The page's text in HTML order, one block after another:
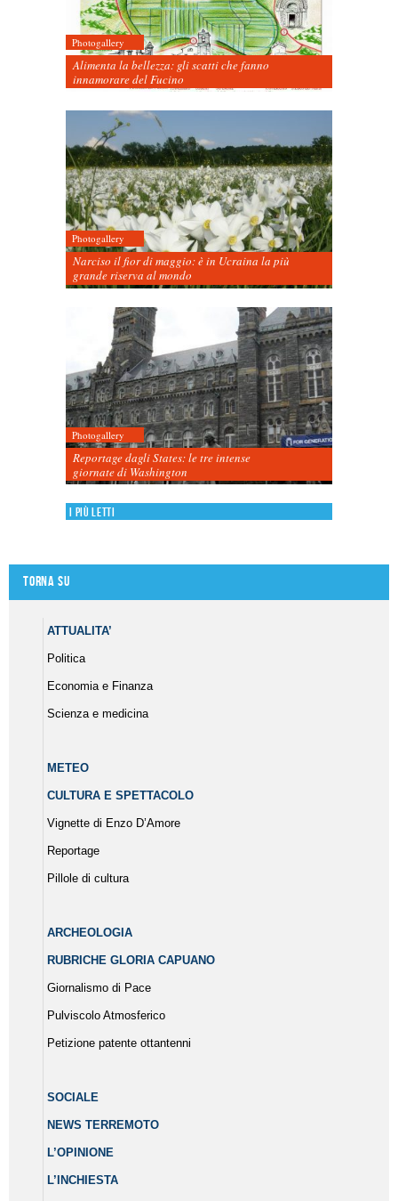
Photogallery
Alimenta la bellezza: gli scatti che fanno
innamorare del Fucino
Photogallery
Narciso il fior di maggio: è in Ucraina la più
grande riserva al mondo
Photogallery
Reportage dagli States: le tre intense
giornate di Washington
I più letti
Torna su
ATTUALITA’
Politica
Economia e Finanza
Scienza e medicina
METEO
CULTURA E SPETTACOLO
Vignette di Enzo D’Amore
Reportage
Pillole di cultura
ARCHEOLOGIA
RUBRICHE GLORIA CAPUANO
Giornalismo di Pace
Pulviscolo Atmosferico
Petizione patente ottantenni
SOCIALE
NEWS TERREMOTO
L’OPINIONE
L’INCHIESTA